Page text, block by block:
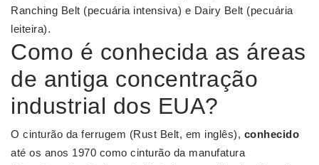
Ranching Belt (pecuária intensiva) e Dairy Belt (pecuária
leiteira).
Como é conhecida as áreas
de antiga concentração
industrial dos EUA?
O cinturão da ferrugem (Rust Belt, em inglês), conhecido
até os anos 1970 como cinturão da manufatura